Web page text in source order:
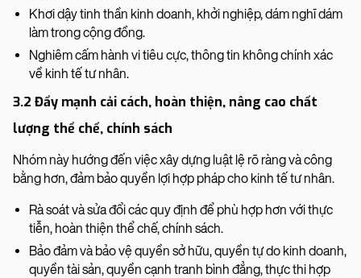
Khơi dậy tinh thần kinh doanh, khởi nghiệp, dám nghĩ dám
làm trong cộng đồng.
Nghiêm cấm hành vi tiêu cực, thông tin không chính xác
về kinh tế tư nhân.
3.2 Đẩy mạnh cải cách, hoàn thiện, nâng cao chất
lượng thể chế, chính sách
Nhóm này hướng đến việc xây dựng luật lệ rõ ràng và công
bằng hơn, đảm bảo quyền lợi hợp pháp cho kinh tế tư nhân.
Rà soát và sửa đổi các quy định để phù hợp hơn với thực
tiễn, hoàn thiện thể chế, chính sách.
Bảo đảm và bảo vệ quyền sở hữu, quyền tự do kinh doanh,
quyền tài sản, quyền cạnh tranh bình đẳng, thực thi hợp